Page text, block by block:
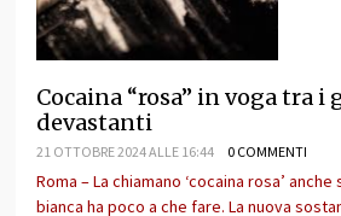
Cocaina “rosa” in voga tra
devastanti
21 OTTOBRE 2024 ALLE 16:44 0 COMMENTI
Roma – La chiamano ‘cocaina rosa’
bianca ha poco a che fare. La nuova